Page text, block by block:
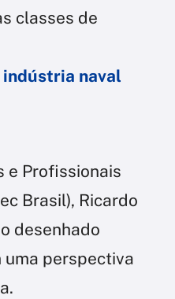
classes de
indústria naval
e Profissionais
Brasil), Ricardo
desenhado
uma perspectiva